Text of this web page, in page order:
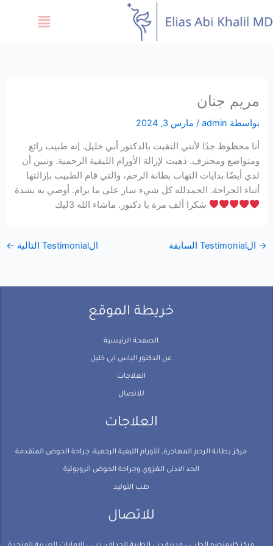
إلى
Menu
مريم جنان
بواسطة admin
/ مارس 3, 2024
أنا محظوظ جدًا لأنني التقيت بالدكتور أبي خليل. إنه طبيب رائع
ومتواضع ومحترف. ذهبت لإزالة الأورام الليفية الرحمية. وتبين أن
لدي أيضًا بدايات التهاب بطانة الرحم، والتي قام الطبيب بإزالتها
أثناء الجراحة. الحمدلله كل شيء سار على ما يرام. أوصي به بشدة
شكرا ألف مرة يا دكتور. ماشاء الله 3ليك
→ الTestimonial السابقة الTestimonial التالية ←
خريطة الموقع
الصفحة الرئيسية
عن الدكتور الياس ابي خليل
العلاجات
للاتصال
العلاجات
مركز بطانة الرحم المهاجرة, الأورام الليفية الرحمية، جراحة الحوض المتقدمة
الحد الادنى الغزوي وجراحة الحوض الروبوتية
طب التوليد
للاتصال